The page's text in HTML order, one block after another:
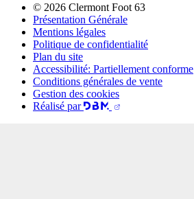
© 2026 Clermont Foot 63
Présentation Générale
Mentions légales
Politique de confidentialité
Plan du site
Accessibilité: Partiellement conforme
Conditions générales de vente
Gestion des cookies
Réalisé par